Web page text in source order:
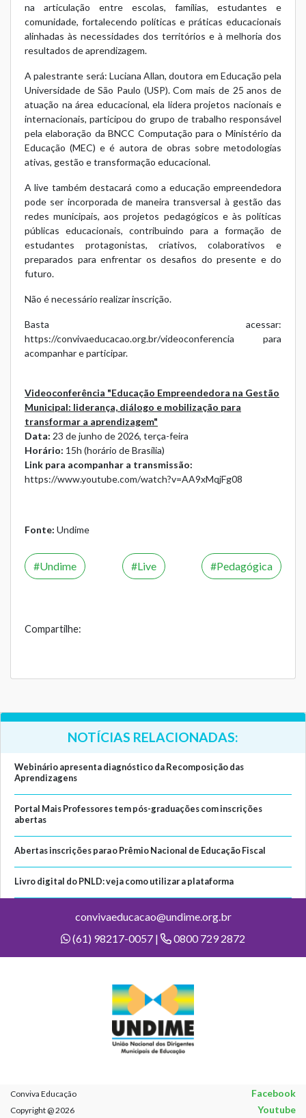
na articulação entre escolas, famílias, estudantes e
comunidade, fortalecendo políticas e práticas educacionais
alinhadas às necessidades dos territórios e à melhoria dos
resultados de aprendizagem.
A palestrante será: Luciana Allan, doutora em Educação pela
Universidade de São Paulo (USP). Com mais de 25 anos de
atuação na área educacional, ela lidera projetos nacionais e
internacionais, participou do grupo de trabalho responsável
pela elaboração da BNCC Computação para o Ministério da
Educação (MEC) e é autora de obras sobre metodologias
ativas, gestão e transformação educacional.
A live também destacará como a educação empreendedora
pode ser incorporada de maneira transversal à gestão das
redes municipais, aos projetos pedagógicos e às políticas
públicas educacionais, contribuindo para a formação de
estudantes protagonistas, criativos, colaborativos e
preparados para enfrentar os desafios do presente e do
futuro.
Não é necessário realizar inscrição.
Basta acessar:
https://convivaeducacao.org.br/videoconferencia para
acompanhar e participar.
Videoconferência "Educação Empreendedora na Gestão
Municipal: liderança, diálogo e mobilização para
transformar a aprendizagem"
Data: 23 de junho de 2026, terça-feira
Horário: 15h (horário de Brasília)
Link para acompanhar a transmissão:
https://www.youtube.com/watch?v=AA9xMqjFg08
Fonte: Undime
Undime Live Pedagógica
Compartilhe:
NOTÍCIAS RELACIONADAS:
Webinário apresenta diagnóstico da Recomposição das
Aprendizagens
Portal Mais Professores tem pós-graduações com inscrições
abertas
Abertas inscrições para o Prêmio Nacional de Educação Fiscal
Livro digital do PNLD: veja como utilizar a plataforma
convivaeducacao@undime.org.br
(61) 98217-0057 |
0800 729 2872
Conviva Educação Facebook
Copyright @ 2026 Youtube